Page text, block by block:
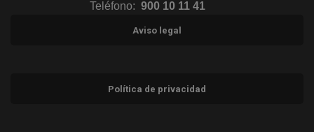
Teléfono: 900 10 11 41
Aviso legal
Política de privacidad